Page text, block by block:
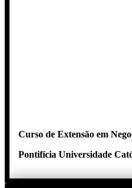
Curso de Extensão em
Pontifícia Universidade